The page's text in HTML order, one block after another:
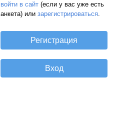
войти в сайт (если у вас уже есть
анкета) или зарегистрироваться.